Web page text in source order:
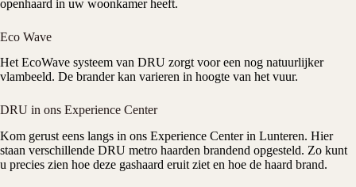
openhaard in uw woonkamer heeft.
Eco Wave
HetEcoWave systeem van DRU zorgt voor een nog natuurlijker
vlambeeld. De brander kan varieren in hoogte van het vuur.
DRU in ons Experience Center
Kom gerust eens langs in ons Experience Centerin Lunteren. Hier
staan verschillende DRU metro haarden brandend opgesteld. Zo kunt
u precies zien hoe deze gashaard eruit ziet en hoe de haard brand.